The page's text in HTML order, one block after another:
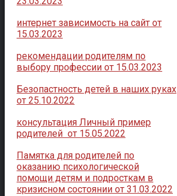
интернет зависимость на сайт от
15.03.2023
рекомендации родителям по
выбору профессии от 15.03.2023
Безопастность детей в наших руках
от 25.10.2022
консультация Личный пример
родителей от 15.05.2022
Памятка для родителей по
оказанию психологической
помощи детям и подросткам в
кризисном состоянии от 31.03.2022